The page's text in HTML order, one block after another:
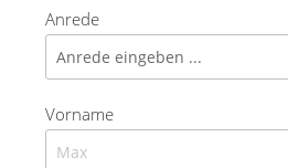
Anrede
Vorname